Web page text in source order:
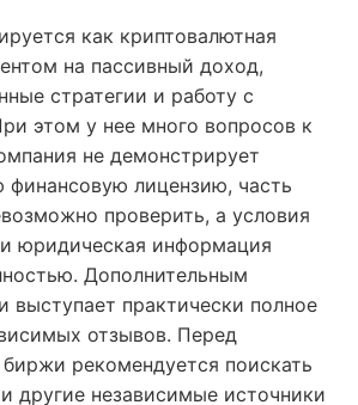
как криптовалютная
на пассивный доход,
стратегии и работу с
этом у нее много вопросов к
не демонстрирует
финансовую лицензию, часть
проверить, а условия
юридическая информация
Дополнительным
выступает практически полное
отзывов. Перед
рекомендуется поискать
другие независимые источники